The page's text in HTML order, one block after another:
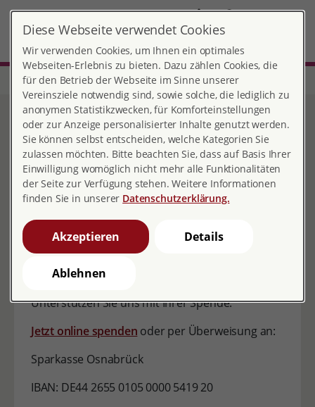
DE
Start Niedersachsen Beratungsstelle Osnabrück
Spenden und
Kontoverbindung
Wir bieten qualifizierte Information, Beratung,
Prävention, Sexualpädagogik und sexuelle
Bildung an und unterstützen Ratsuchende darin,
Unterstützen Sie uns mit Ihrer Spende.
Jetzt online spenden oder per Überweisung an:
Sparkasse Osnabrück
IBAN: DE44 2655 0105 0000 5419 20
Diese Webseite verwendet Cookies
Wir verwenden Cookies, um Ihnen ein optimales
Webseiten-Erlebnis zu bieten. Dazu zählen Cookies, die
für den Betrieb der Webseite im Sinne unserer
Vereinsziele notwendig sind, sowie solche, die lediglich zu
anonymen Statistikzwecken, für Komforteinstellungen
oder zur Anzeige personalisierter Inhalte genutzt werden.
Sie können selbst entscheiden, welche Kategorien Sie
zulassen möchten. Bitte beachten Sie, dass auf Basis Ihrer
Einwilligung womöglich nicht mehr alle Funktionalitäten
der Seite zur Verfügung stehen. Weitere Informationen
finden Sie in unserer Datenschutzerklärung.
Akzeptieren Details
Ablehnen